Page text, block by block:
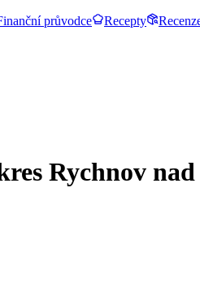
průvodce Recepty
Rychnov